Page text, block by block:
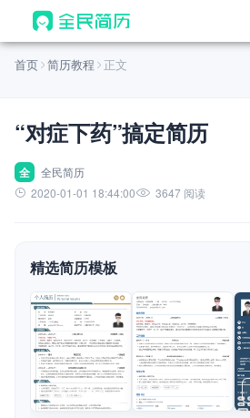
首页
AI 生成简历
AI 优化简历
AI 翻译简历
AI 模拟面试
面试自我介绍
AI 职场工具 New
简历模板
简历教程
首页 简历教程 正文
“对症下药”搞定简历
全
全民简历
2020-01-01 18:44:00
3647 阅读
精选简历模板
查看模板 查看模板